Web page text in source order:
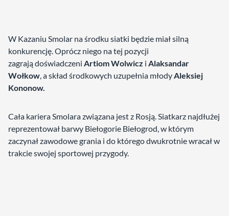
W Kazaniu Smolar na środku siatki będzie miał silną
konkurencję. Oprócz niego na tej pozycji
zagrają doświadczeni Artiom Wolwicz i Alaksandar
Wołkow, a skład środkowych uzupełnia młodyAleksiej
Kononow.
Cała kariera Smolara związana jest z Rosją. Siatkarz najdłużej
reprezentował barwy Biełogorie Biełogrod, w którym
zaczynał zawodowe grania i do którego dwukrotnie wracał w
trakcie swojej sportowej przygody.